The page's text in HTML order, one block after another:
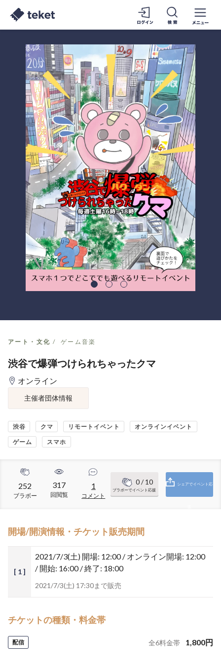
アート・文化 ゲーム音楽
渋谷で爆弾つけられちゃったクマ
オンライン
主催者団体情報
渋谷 クマ リモートイベント オンラインイベント
ゲーム スマホ
252
ブラボー
317
回閲覧
1
コメント
0/ 10
ブラボーでイベント応援
シェアでイベント応
開場/開演情報・チケット販売期間
[ 1 ]
2021/7/3(土) 開場: 12:00 / オンライン開場: 12:00
/ 開始: 16:00 / 終了: 18:00
2021/7/3(土) 17:30まで販売
チケットの種類・料金帯
配信 全6料金帯 1,800円